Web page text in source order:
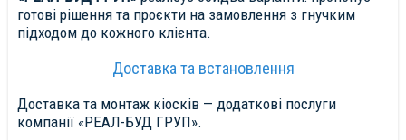
готові рішення та проєкти на замовлення з гнучким
підходом до кожного клієнта.
Доставка та встановлення
Доставка та монтаж кіосків — додаткові послуги
компанії «РЕАЛ-БУД ГРУП».